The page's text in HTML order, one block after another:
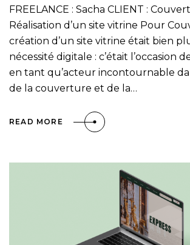
FREELANCE : Sacha CLIENT :
Réalisation d’un site vitrine Pour
création d’un site vitrine était bien
nécessité digitale : c’était l’occasion
en tant qu’acteur incontournable
de la couverture et de la…
READ MORE